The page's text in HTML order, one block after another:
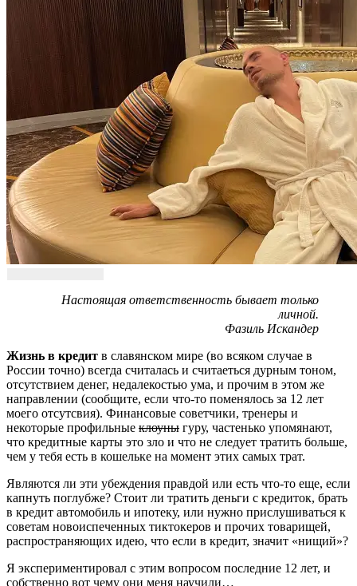
Настоящая ответственность бывает только
личной.
Фазиль Искандер
Жизнь в кредит в славянском мире (во всяком случае в
России точно) всегда считалась и считаеться дурным тоном,
отсутствием денег, недалекостью ума, и прочим в этом же
направлении (сообщите, если что-то поменялось за 12 лет
моего отсутсвия). Финансовые советчики, тренеры и
некоторые профильные клоуны гуру, частенько упомянают,
что кредитные карты это зло и что не следует тратить больше,
чем у тебя есть в кошельке на момент этих самых трат.
Являются ли эти убеждения правдой или есть что-то еще, если
капнуть поглубже? Стоит ли тратить деньги с кредиток, брать
в кредит автомобиль и ипотеку, или нужно прислушиваться к
советам новоиспеченных тиктокеров и прочих товарищей,
распространяющих идею, что если в кредит, значит «нищий»?
Я экспериментировал с этим вопросом последние 12 лет, и
собственно вот чему они меня научили…